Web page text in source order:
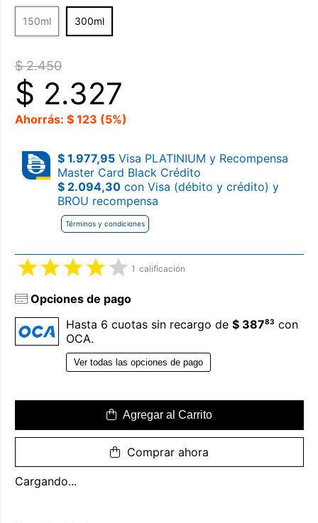
150ml 300ml
$ 2.450
$ 2.327
Ahorrás: $ 123 (5%)
$ 1.977,95 Visa PLATINIUM y Recompensa
Master Card Black Crédito
$ 2.094,30 con Visa (débito y crédito) y
BROU recompensa
Términos y condiciones
1 calificación
Opciones de pago
Hasta 6 cuotas sin recargo de $ 38783 con
OCA.
Ver todas las opciones de pago
Agregar al Carrito
Comprar ahora
Cargando...